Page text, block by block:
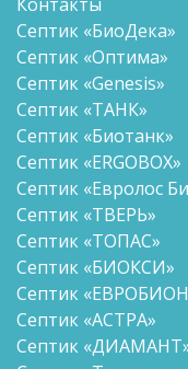
Септик «БиоДека»
Септик «Оптима»
Септик «Genesis»
Септик «ТАНК»
Септик «Биотанк»
Септик «ERGOBOX»
Септик «Евролос
Септик «ТВЕРЬ»
Септик «ТОПАС»
Септик «БИОКСИ»
Септик
Септик «АСТРА»
Септик